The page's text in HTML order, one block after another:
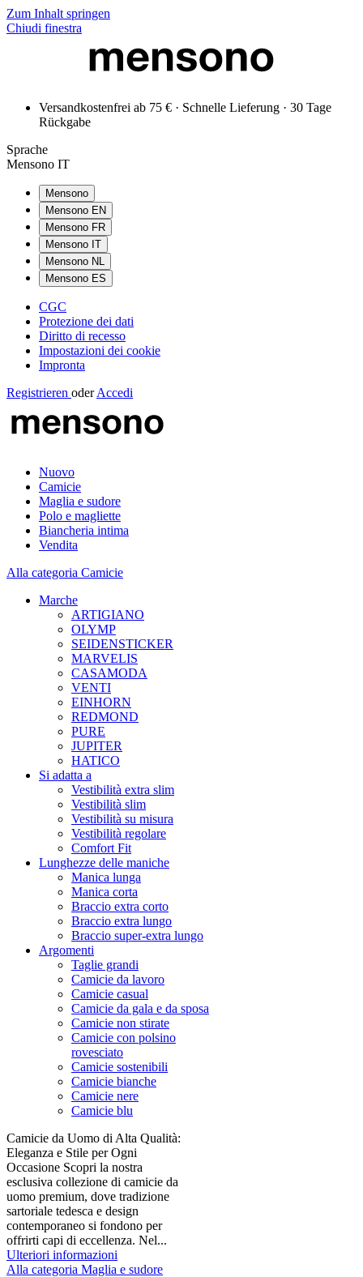
Zum Inhalt springen
Chiudi finestra
Versandkostenfrei ab 75 € · Schnelle Lieferung · 30 Tage
Rückgabe
Sprache
Mensono IT
Mensono
Mensono EN
Mensono FR
Mensono IT
Mensono NL
Mensono ES
CGC
Protezione dei dati
Diritto di recesso
Impostazioni dei cookie
Impronta
Registrieren oder Accedi
Nuovo
Camicie
Maglia e sudore
Polo e magliette
Biancheria intima
Vendita
Alla categoria Camicie
Marche
ARTIGIANO
OLYMP
SEIDENSTICKER
MARVELIS
CASAMODA
VENTI
EINHORN
REDMOND
PURE
JUPITER
HATICO
Si adatta a
Vestibilità extra slim
Vestibilità slim
Vestibilità su misura
Vestibilità regolare
Comfort Fit
Lunghezze delle maniche
Manica lunga
Manica corta
Braccio extra corto
Braccio extra lungo
Braccio super-extra lungo
Argomenti
Taglie grandi
Camicie da lavoro
Camicie casual
Camicie da gala e da sposa
Camicie non stirate
Camicie con polsino
rovesciato
Camicie sostenibili
Camicie bianche
Camicie nere
Camicie blu
Camicie da Uomo di Alta Qualità:
Eleganza e Stile per Ogni
Occasione Scopri la nostra
esclusiva collezione di camicie da
uomo premium, dove tradizione
sartoriale tedesca e design
contemporaneo si fondono per
offrirti capi di eccellenza. Nel...
Ulteriori informazioni
Alla categoria Maglia e sudore